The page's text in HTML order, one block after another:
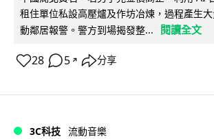
租住單位私設高壓爐及作坊冶煉，過程產生
動鄰居報警。警方到場揭發整...
閱讀全文
28 5 ↗ 分享
3C科技 流動音樂